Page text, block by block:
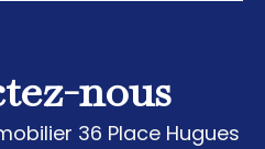
nous
36 Place Hugues